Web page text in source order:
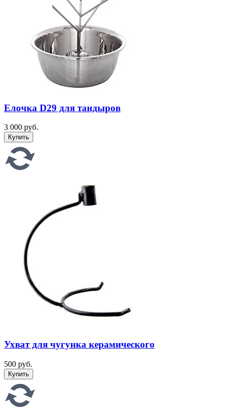
Елочка D29 для тандыров
3 000 руб.
Ухват для чугунка керамического
500 руб.